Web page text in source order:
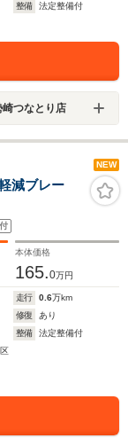
整備
法定整備付
つなとり店
NEW
減ブレー
本体価格
165.0万円
走行 0.6万km
修復
あり
整備
法定整備付